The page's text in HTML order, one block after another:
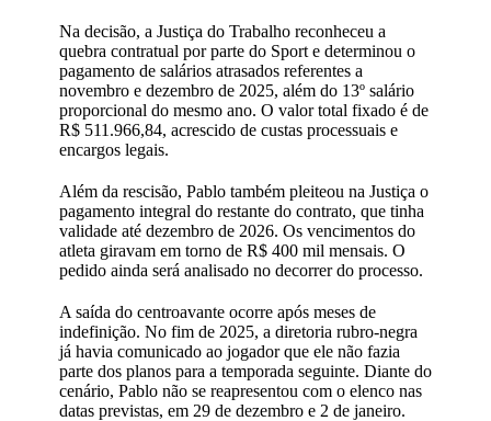
Na decisão, a Justiça do Trabalho reconheceu a
quebra contratual por parte do Sport e determinou o
pagamento de salários atrasados referentes a
novembro e dezembro de 2025, além do 13º salário
proporcional do mesmo ano. O valor total fixado é de
R$ 511.966,84, acrescido de custas processuais e
encargos legais.
Além da rescisão, Pablo também pleiteou na Justiça o
pagamento integral do restante do contrato, que tinha
validade até dezembro de 2026. Os vencimentos do
atleta giravam em torno de R$ 400 mil mensais. O
pedido ainda será analisado no decorrer do processo.
A saída do centroavante ocorre após meses de
indefinição. No fim de 2025, a diretoria rubro-negra
já havia comunicado ao jogador que ele não fazia
parte dos planos para a temporada seguinte. Diante do
cenário, Pablo não se reapresentou com o elenco nas
datas previstas, em 29 de dezembro e 2 de janeiro.